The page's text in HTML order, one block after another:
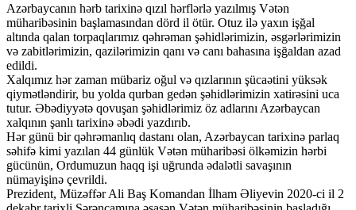
Azərbaycanın hərb tarixinə qızıl hərflərlə yazılmış Vətən
müharibəsinin başlamasından dörd il ötür. Otuz ilə yaxın işğal
altında qalan torpaqlarımız qəhrəman şəhidlərimizin, əsgərlərimizin
və zabitlərimizin, qazilərimizin qanı və canı bahasına işğaldan azad
edildi.
Xalqımız hər zaman mübariz oğul və qızlarının şücaətini yüksək
qiymətləndirir, bu yolda qurban gedən şəhidlərimizin xatirəsini uca
tutur. Əbədiyyətə qovuşan şəhidlərimiz öz adlarını Azərbaycan
xalqının şanlı tarixinə əbədi yazdırıb.
Hər günü bir qəhrəmanlıq dastanı olan, Azərbaycan tarixinə parlaq
səhifə kimi yazılan 44 günlük Vətən müharibəsi ölkəmizin hərbi
gücünün, Ordumuzun haqq işi uğrunda ədalətli savaşının
nümayişinə çevrildi.
Prezident, Müzəffər Ali Baş Komandan İlham Əliyevin 2020-ci il 2